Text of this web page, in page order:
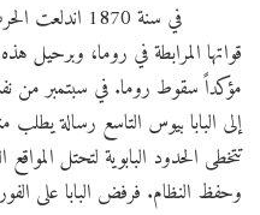
في سنة 1870
قواتها المرابطة في روما، وبرحيل
مؤكداً سقوط روما. في سبتمبر من
إلى البابا بيوس التاسع رسالة يطلب
تتخطى الحدود البابوية لتحتل المواقع
وحفظ النظام. فرفض البابا على